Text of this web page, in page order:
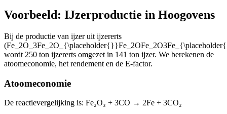
Voorbeeld: IJzerproductie in Hoogovens
Bij de productie van ijzer uit ijzererts
(
wordt 250 ton ijzererts omgezet in 141 ton ijzer. We berekenen de
atoomeconomie, het rendement en de E-factor.
Atoomeconomie
De reactievergelijking is: Fe₂O₃ + 3CO → 2Fe + 3CO₂